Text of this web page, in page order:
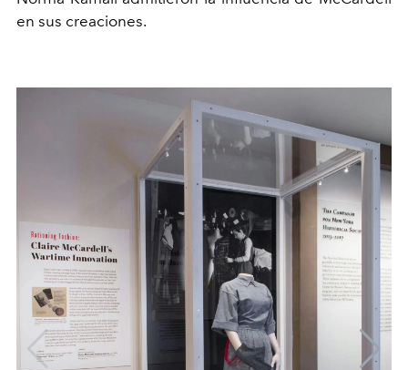
en sus creaciones.